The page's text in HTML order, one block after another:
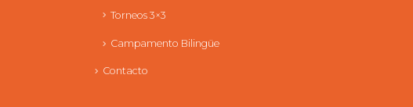
Torneos 3×3
Campamento Bilingüe
Contacto